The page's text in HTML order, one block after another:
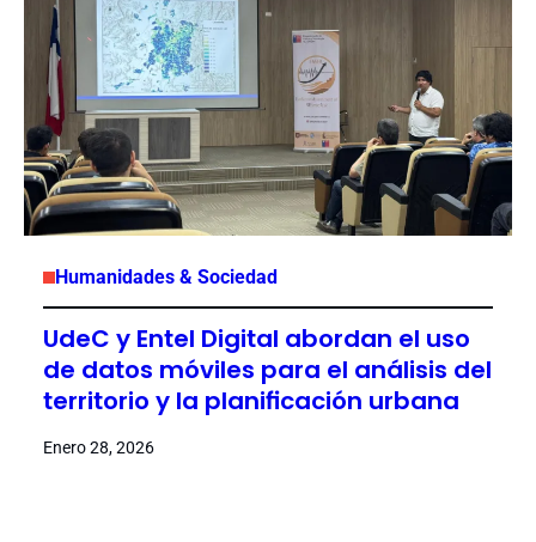
Humanidades & Sociedad
UdeC y Entel Digital abordan el uso
de datos móviles para el análisis del
territorio y la planificación urbana
Enero 28, 2026